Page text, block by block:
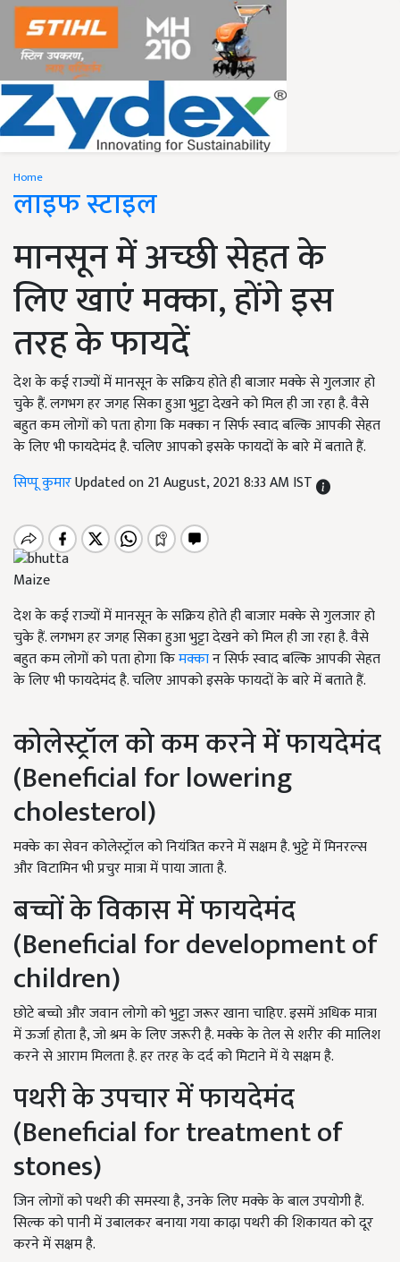
Home
लाइफ स्टाइल
मानसून में अच्छी सेहत के
लिए खाएं मक्का, होंगे इस
तरह के फायदें
देश के कई राज्यों में मानसून के सक्रिय होते ही बाजार मक्के से गुलजार हो
चुके हैं. लगभग हर जगह सिका हुआ भुट्टा देखने को मिल ही जा रहा है. वैसे
बहुत कम लोगों को पता होगा कि मक्का न सिर्फ स्वाद बल्कि आपकी सेहत
के लिए भी फायदेमंद है. चलिए आपको इसके फायदों के बारे में बताते हैं.
सिप्पू कुमारUpdated on 21 August, 2021 8:33 AM IST
Maize
देश के कई राज्यों में मानसून के सक्रिय होते ही बाजार मक्के से गुलजार हो
चुके हैं. लगभग हर जगह सिका हुआ भुट्टा देखने को मिल ही जा रहा है. वैसे
बहुत कम लोगों को पता होगा किमक्कान सिर्फ स्वाद बल्कि आपकी सेहत
के लिए भी फायदेमंद है. चलिए आपको इसके फायदों के बारे में बताते हैं.
कोलेस्ट्रॉल को कम करने में फायदेमंद
(Beneficial for lowering
cholesterol)
मक्के का सेवन कोलेस्ट्रॉल को नियंत्रित करने में सक्षम है. भुट्टे में मिनरल्स
और विटामिन भी प्रचुर मात्रा में पाया जाता है.
बच्चों के विकास में फायदेमंद
(Beneficial for development of
children)
छोटे बच्चो और जवान लोगो को भुट्टा जरूर खाना चाहिए. इसमें अधिक मात्रा
में ऊर्जा होता है, जो श्रम के लिए जरूरी है. मक्के के तेल से शरीर की मालिश
करने से आराम मिलता है. हर तरह के दर्द को मिटाने में ये सक्षम है.
पथरी के उपचार में फायदेमंद
(Beneficialfortreatment of
stones)
जिन लोगों को पथरी की समस्या है, उनके लिए मक्के के बाल उपयोगी हैं.
सिल्क को पानी में उबालकर बनाया गया काढ़ा पथरी की शिकायत को दूर
करने में सक्षम है.